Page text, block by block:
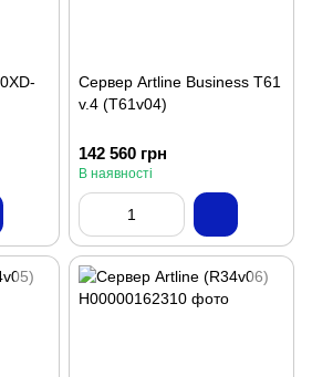
Сервер Artline Business T61
v.4 (T61v04)
142 560 грн
В наявності